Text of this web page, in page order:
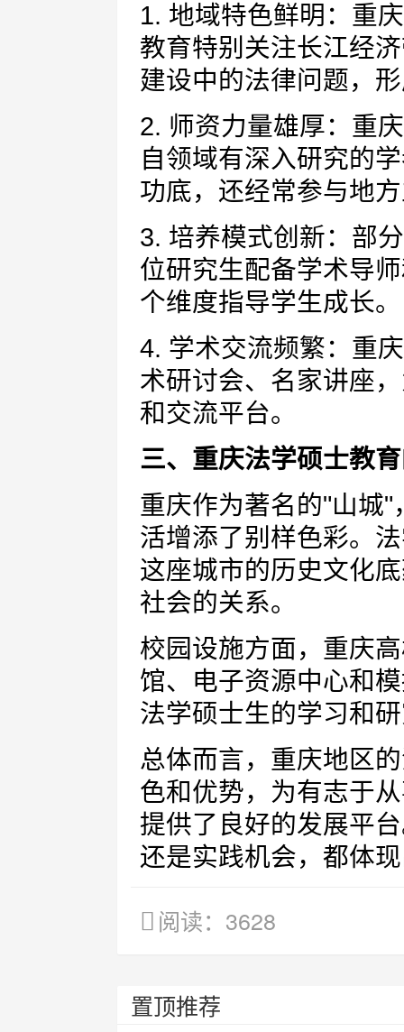
1. 地域特色鲜明：重
教育特别关注长江经
建设中的法律问题，
2. 师资力量雄厚：重
自领域有深入研究的
功底，还经常参与地
3. 培养模式创新：部
位研究生配备学术导
个维度指导学生成长。
4. 学术交流频繁：重
术研讨会、名家讲座
和交流平台。
三、重庆法学硕士教
重庆作为著名的"山城
活增添了别样色彩。
这座城市的历史文化
社会的关系。
校园设施方面，重庆
馆、电子资源中心和
法学硕士生的学习和
总体而言，重庆地区
色和优势，为有志于
提供了良好的发展平
还是实践机会，都体
阅读：3628
置顶推荐